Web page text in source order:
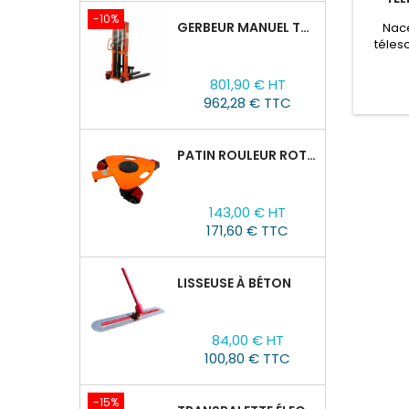
-10% GERBEUR MANUEL TOR CTY-EH 1,5T/1,6M FOURCHES RÉGLABLES 320-770 MM
base
801,90 € HT
962,28 € TTC
PATIN ROULEUR ROTATIVE WCRP-5, CAPACITÉ DE CHARGE 4T
143,00 € HT
171,60 € TTC
LISSEUSE À BÉTON
84,00 € HT
100,80 € TTC
-15%